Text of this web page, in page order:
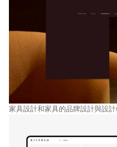
家具設計和家具的品牌設計與設計